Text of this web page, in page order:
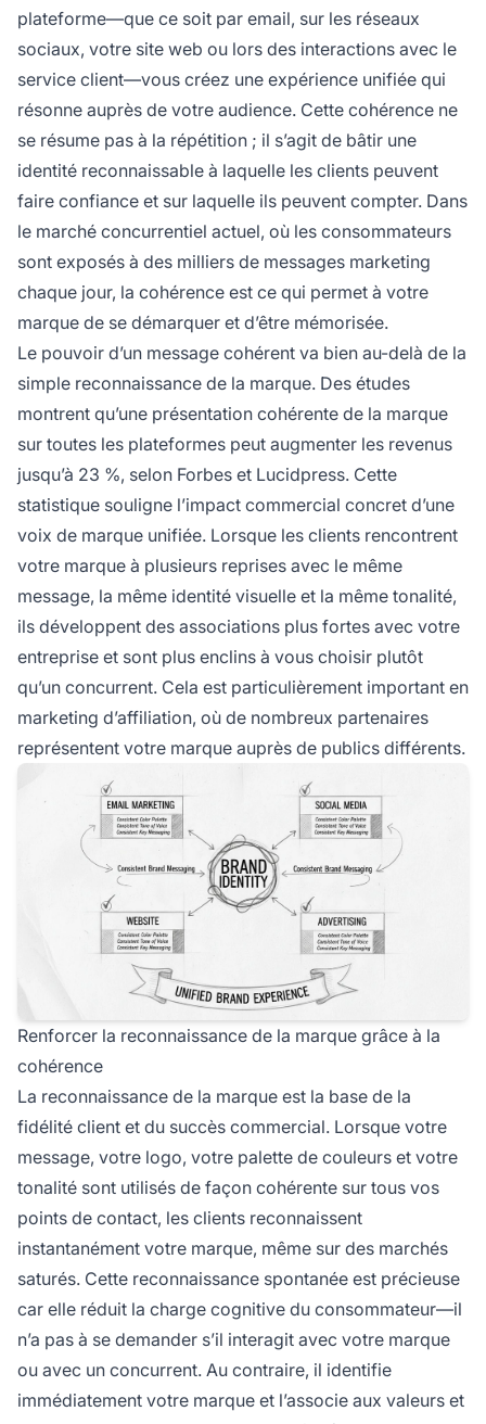
plateforme—que ce soit par email, sur les réseaux
sociaux, votre site web ou lors des interactions avec le
service client—vous créez une expérience unifiée qui
résonne auprès de votre audience. Cette cohérence ne
se résume pas à la répétition ; il s’agit de bâtir une
identité reconnaissable à laquelle les clients peuvent
faire confiance et sur laquelle ils peuvent compter. Dans
le marché concurrentiel actuel, où les consommateurs
sont exposés à des milliers de messages marketing
chaque jour, la cohérence est ce qui permet à votre
marque de se démarquer et d’être mémorisée.
Le pouvoir d’un message cohérent va bien au-delà de la
simple reconnaissance de la marque. Des études
montrent qu’une présentation cohérente de la marque
sur toutes les plateformes peut augmenter les revenus
jusqu’à 23 %, selon Forbes et Lucidpress. Cette
statistique souligne l’impact commercial concret d’une
voix de marque unifiée. Lorsque les clients rencontrent
votre marque à plusieurs reprises avec le même
message, la même identité visuelle et la même tonalité,
ils développent des associations plus fortes avec votre
entreprise et sont plus enclins à vous choisir plutôt
qu’un concurrent. Cela est particulièrement important en
marketing d’affiliation, où de nombreux partenaires
représentent votre marque auprès de publics différents.
Renforcer la reconnaissance de la marque grâce à la
cohérence
La reconnaissance de la marque est la base de la
fidélité client et du succès commercial. Lorsque votre
message, votre logo, votre palette de couleurs et votre
tonalité sont utilisés de façon cohérente sur tous vos
points de contact, les clients reconnaissent
instantanément votre marque, même sur des marchés
saturés. Cette reconnaissance spontanée est précieuse
car elle réduit la charge cognitive du consommateur—il
n’a pas à se demander s’il interagit avec votre marque
ou avec un concurrent. Au contraire, il identifie
immédiatement votre marque et l’associe aux valeurs et